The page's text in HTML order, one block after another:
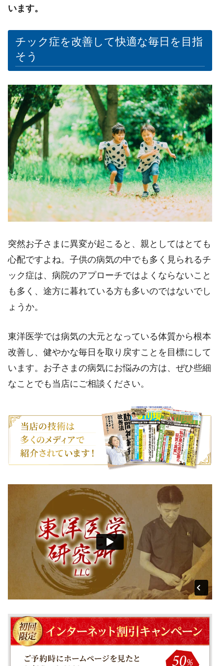
います。
チック症を改善して快適な毎日を目指
そう
突然お子さまに異変が起こると、親としてはとても
心配ですよね。子供の病気の中でも多く見られるチ
ック症は、病院のアプローチではよくならないこと
も多く、途方に暮れている方も多いのではないでし
ょうか。
東洋医学では病気の大元となっている体質から根本
改善し、健やかな毎日を取り戻すことを目標にして
います。お子さまの病気にお悩みの方は、ぜひ些細
なことでも当店にご相談ください。